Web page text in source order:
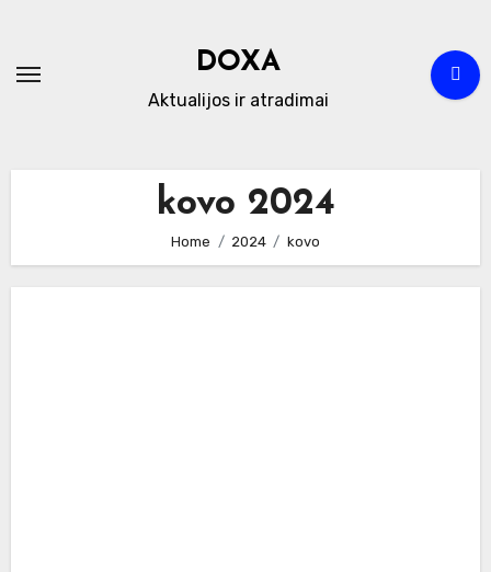
content
DOXA
Aktualijos ir atradimai
kovo 2024
Home 2024 kovo